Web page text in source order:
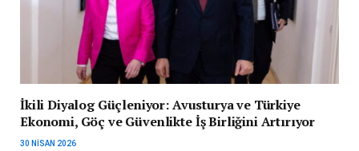
İkili Diyalog Güçleniyor: Avusturya ve Türkiye
Ekonomi, Göç ve Güvenlikte İş Birliğini Artırıyor
30 NISAN 2026